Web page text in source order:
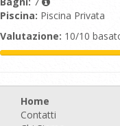
Piscina: Piscina Privata
Valutazione: 10/10
Home
Contatti